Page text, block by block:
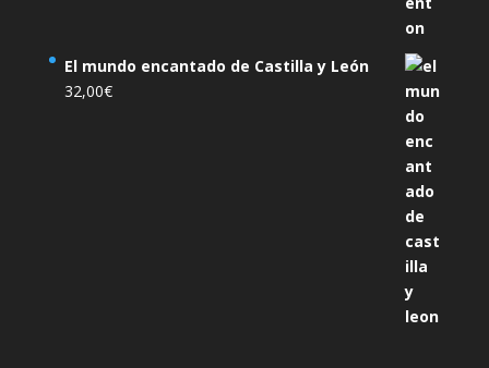
El mundo encantado de Castilla y León
32,00€